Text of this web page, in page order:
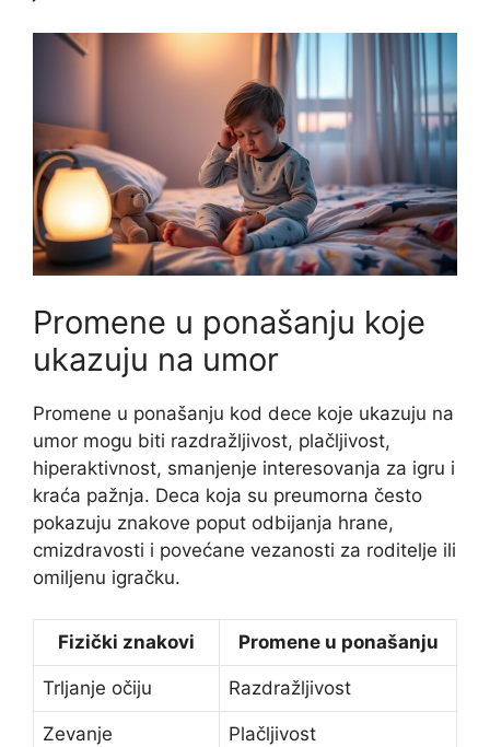
Promene u ponašanju koje
ukazuju na umor
Promene u ponašanju kod dece koje ukazuju na
umor mogu biti razdražljivost, plačljivost,
hiperaktivnost, smanjenje interesovanja za igru i
kraća pažnja. Deca koja su preumorna često
pokazuju znakove poput odbijanja hrane,
cmizdravosti i povećane vezanosti za roditelje ili
omiljenu igračku.
Fizički znakovi Promene u ponašanju
Trljanje očiju Razdražljivost
Zevanje Plačljivost